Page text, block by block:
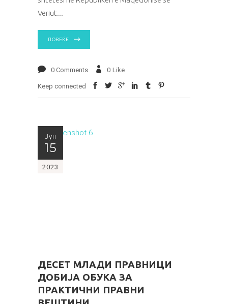
Veriut
ПОВЕЌЕ
0 Comments 0 Like
Keep connected
Јун
15
2023
ДЕСЕТ МЛАДИ ПРАВНИЦИ
ДОБИЈА ОБУКА ЗА
ПРАКТИЧНИ ПРАВНИ